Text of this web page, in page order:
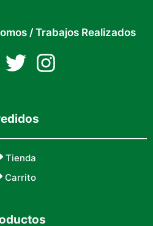
/ Trabajos Realizados
Tienda
Carrito